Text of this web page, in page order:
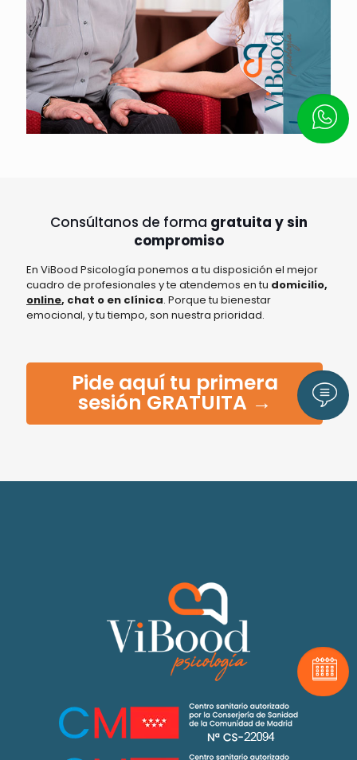
Consúltanos de forma gratuita y sin
compromiso
En ViBood Psicología ponemos a tu disposición el mejor
cuadro de profesionales y te atendemos en tu domicilio,
online, chat o en clínica. Porque tu bienestar
emocional, y tu tiempo, son nuestra prioridad.
Pide aquí tu primera
sesión GRATUITA →
Pide